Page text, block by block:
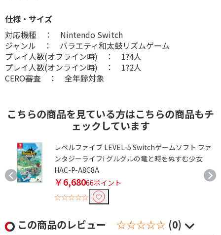
仕様・サイズ
対応機種 ： Nintendo Switch
ジャンル ： バラエティ和太鼓リズムゲーム
プレイ人数(オフライン時) ： 1?4人
プレイ人数(オンライン時) ： 1?2人
CERO審査 ： 全年齢対象
こちらの商品を見ている方はこちらの商品もチ
ェックしています
レベルファイブ LEVEL-5 Switchゲームソフト ファ
ンタジーライフi グルグルの竜と時をぬすむ少女
HAC-P-A8C8A
￥6,68066ポイント
☆☆☆☆☆
この商品のレビュー ☆☆☆☆☆ (0)